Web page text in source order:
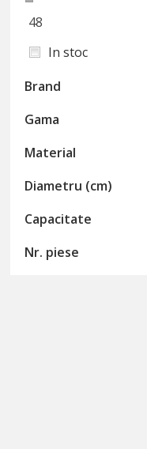
48
In stoc
Brand
Gama
Material
Diametru (cm)
Capacitate
Nr. piese